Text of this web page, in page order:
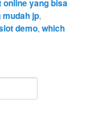
online yang bisa
jp,
demo,which